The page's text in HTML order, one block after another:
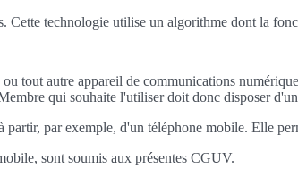
technologie utilise un algorithme dont la
tout autre appareil de communications
qui souhaite l'utiliser doit donc disposer
par exemple, d'un téléphone mobile. Elle
sont soumis aux présentes CGUV.